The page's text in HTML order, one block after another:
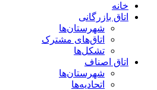
خانه
اتاق بازرگانی
شهرستان‌ها
اتاق‌های مشترک
تشکل‌ها
اتاق اصناف
شهرستان‌ها
اتحادیه‌ها